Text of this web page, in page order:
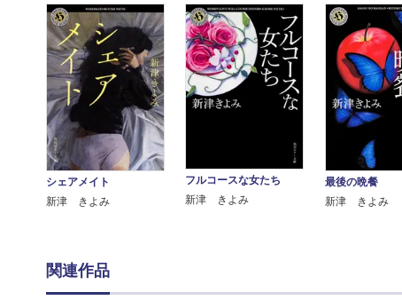
シェアメイト
新津 きよみ
フルコースな女たち
新津 きよみ
最後の晩餐
新津 きよみ
関連作品